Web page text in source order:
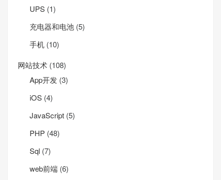
UPS (1)
充电器和电池 (5)
手机 (10)
网站技术 (108)
App开发 (3)
iOS (4)
JavaScript (5)
PHP (48)
Sql (7)
web前端 (6)